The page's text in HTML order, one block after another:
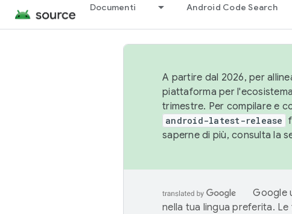
Documenti Android Code Search
A partire dal 2026, per
piattaforma per
trimestre. Per compilare e
android-latest-release
saperne di più, consulta la
Google
nella tua lingua preferita.